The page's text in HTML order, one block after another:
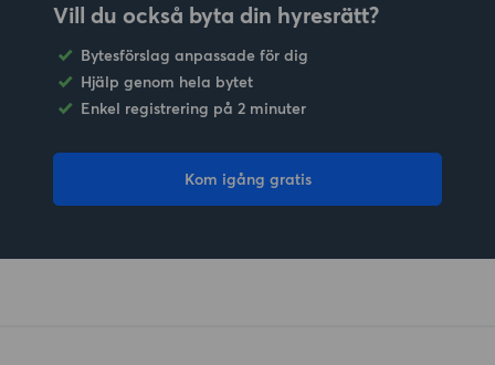
Vill du också byta din hyresrätt?
Bytesförslag anpassade för dig
Hjälp genom hela bytet
Enkel registrering på 2 minuter
Kom igång gratis